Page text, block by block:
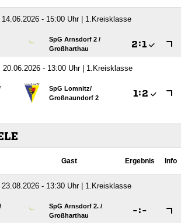
- 15:00 Uhr | 1.Kreisklasse
SpG Arnsdorf 2 /​
Großharthau
:
20.06.2026 - 13:00 Uhr | 1.Kreisklasse
SpG Lomnitz/​
Großnaundorf 2
 :
Gast Ergebnis Info
- 13:30 Uhr | 1.Kreisklasse
SpG Arnsdorf 2. /​
Großharthau
: